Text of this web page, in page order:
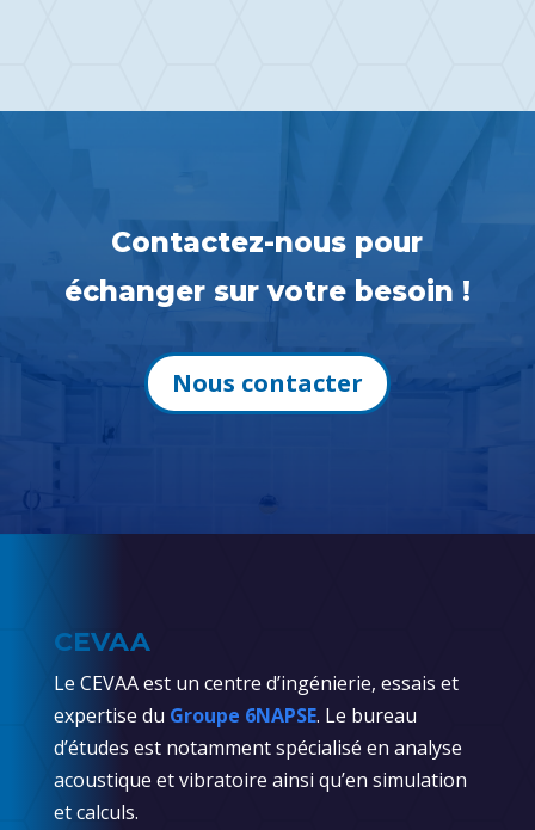
Contactez-nous pour
échanger sur votre besoin !
Nous contacter
CEVAA
Le CEVAA est un centre d’ingénierie, essais et
expertise du Groupe 6NAPSE. Le bureau
d’études est notamment spécialisé en analyse
acoustique et vibratoire ainsi qu’en simulation
et calculs.